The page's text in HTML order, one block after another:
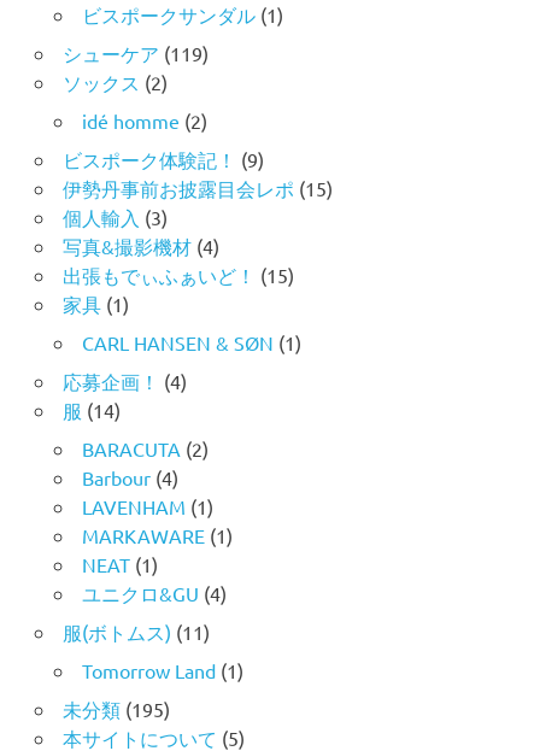
ビスポークサンダル(1)
シューケア (119)
ソックス (2)
idé homme (2)
ビスポーク体験記！ (9)
伊勢丹事前お披露目会レポ (15)
個人輸入 (3)
写真&撮影機材(4)
出張もでぃふぁいど！ (15)
家具(1)
CARL HANSEN & SØN (1)
応募企画！ (4)
服 (14)
BARACUTA (2)
Barbour(4)
LAVENHAM (1)
MARKAWARE(1)
NEAT(1)
ユニクロ&GU (4)
服(ボトムス) (11)
Tomorrow Land(1)
未分類(195)
本サイトについて (5)